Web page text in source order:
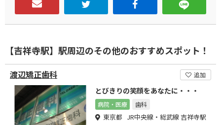
【吉祥寺駅】駅周辺のその他のおすすめスポット！
渡辺矯正歯科 追加
とびきりの笑顔をあなたに・・・
病院・医療 歯科
東京都 JR中央線・総武線 吉祥寺駅